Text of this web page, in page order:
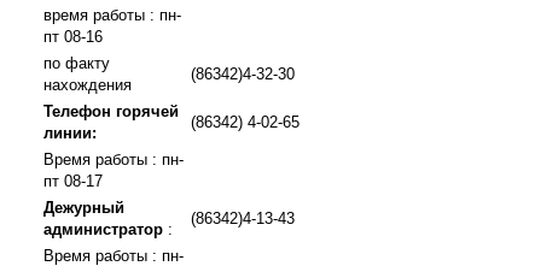
время работы : пн-
пт 08-16
по факту
нахождения
(86342)4-32-30
Телефон горячей
линии:
(86342) 4-02-65
Время работы : пн-
пт 08-17
Дежурный
администратор :
(86342)4-13-43
Время работы : пн-